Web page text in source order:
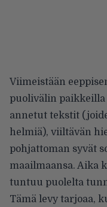
Viimeistään
puolivälin paikkeilla
annetut tekstit
helmiä), viiltävän
pohjattoman syvät
maailmaansa. Aika
tuntuu puolelta
Tämä levy tarjoaa,